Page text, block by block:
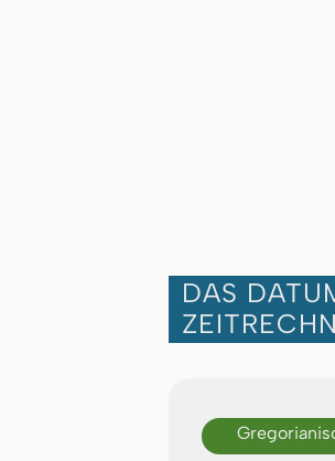
DAS